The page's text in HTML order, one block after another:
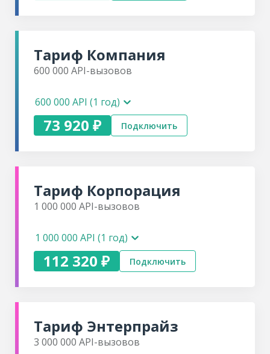
Тариф Компания
600 000 API-вызовов
600 000 API (1 год)
73 920 ₽ Подключить
Тариф Корпорация
1 000 000 API-вызовов
1 000 000 API (1 год)
112 320 ₽ Подключить
Тариф Энтерпрайз
3 000 000 API-вызовов